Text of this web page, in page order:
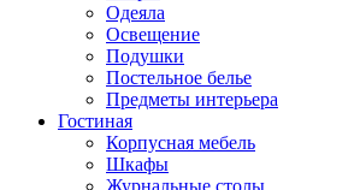
Одеяла
Освещение
Подушки
Постельное белье
Предметы интерьера
Гостиная
Корпусная мебель
Шкафы
Журнальные столы